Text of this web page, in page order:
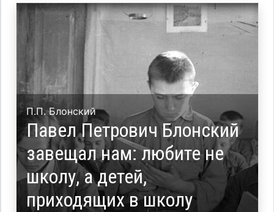
П.П. Блонский
Павел Петрович Блонский
завещал нам: любите не
школу, а детей,
приходящих в школу